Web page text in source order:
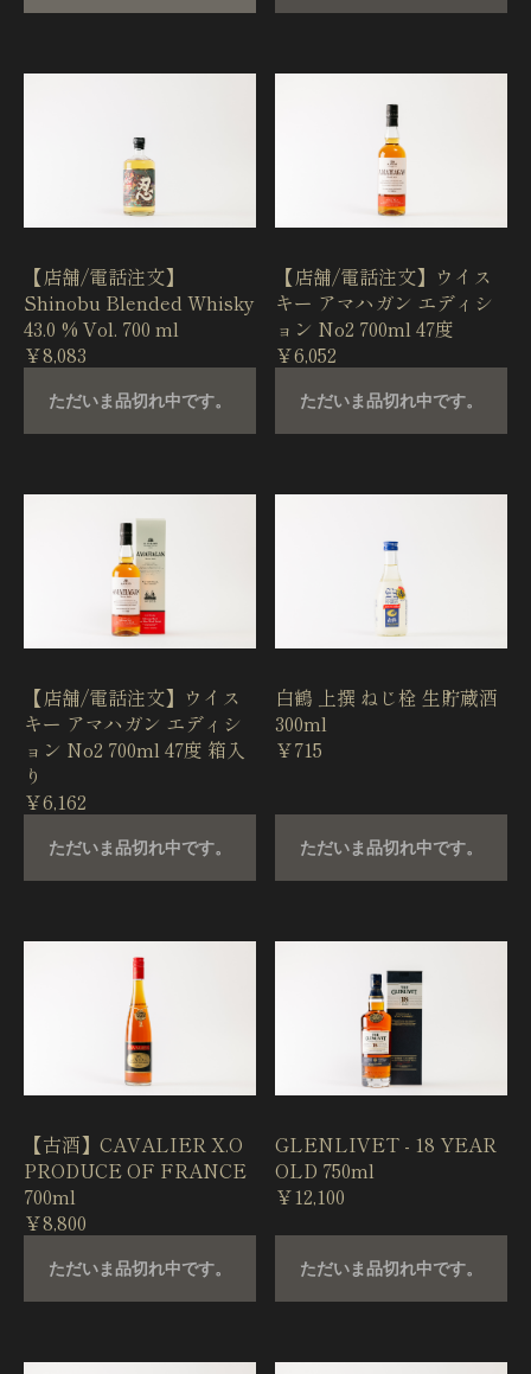
【店舗/電話注文】
Shinobu Blended Whisky
43.0 % Vol. 700 ml
￥8,083
ただいま品切れ中です。
【店舗/電話注文】ウイス
キー アマハガン エディシ
ョン No2 700ml 47度
￥6,052
ただいま品切れ中です。
【店舗/電話注文】ウイス
キー アマハガン エディシ
ョン No2 700ml 47度 箱入
り
￥6,162
ただいま品切れ中です。
白鶴 上撰 ねじ栓 生貯蔵酒
300ml
￥715
ただいま品切れ中です。
【古酒】CAVALIER X.O
PRODUCE OF FRANCE
700ml
￥8,800
ただいま品切れ中です。
GLENLIVET - 18 YEAR
OLD 750ml
￥12,100
ただいま品切れ中です。